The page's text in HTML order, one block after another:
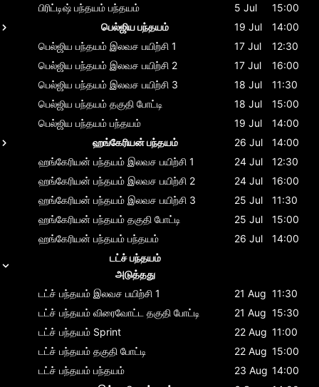
பிரிட்டிஷ் பந்தயம் பந்தயம் 5 Jul
15:00
பெல்ஜிய பந்தயம்
19 Jul
14:00
பெல்ஜிய பந்தயம் இலவச பயிற்சி 1 17 Jul
12:30
பெல்ஜிய பந்தயம் இலவச பயிற்சி 2 17 Jul
16:00
பெல்ஜிய பந்தயம் இலவச பயிற்சி 3 18 Jul
11:30
பெல்ஜிய பந்தயம் தகுதி போட்டி 18 Jul
15:00
பெல்ஜிய பந்தயம் பந்தயம் 19 Jul
14:00
ஹங்கேரியன் பந்தயம்
26 Jul
14:00
ஹங்கேரியன் பந்தயம் இலவச பயிற்சி 1 24 Jul
12:30
ஹங்கேரியன் பந்தயம் இலவச பயிற்சி 2 24 Jul
16:00
ஹங்கேரியன் பந்தயம் இலவச பயிற்சி 3 25 Jul
11:30
ஹங்கேரியன் பந்தயம் தகுதி போட்டி 25 Jul
15:00
ஹங்கேரியன் பந்தயம் பந்தயம் 26 Jul
14:00
டட்ச் பந்தயம்
அடுத்தது
டட்ச் பந்தயம் இலவச பயிற்சி 1 21 Aug 11:30
டட்ச் பந்தயம் விரைவோட்ட தகுதி போட்டி 21 Aug 15:30
டட்ச் பந்தயம் Sprint 22 Aug 11:00
டட்ச் பந்தயம் தகுதி போட்டி 22 Aug 15:00
டட்ச் பந்தயம் பந்தயம் 23 Aug 14:00